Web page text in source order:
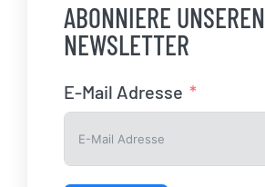
ABONNIERE UNSEREN
NEWSLETTER
E-Mail Adresse